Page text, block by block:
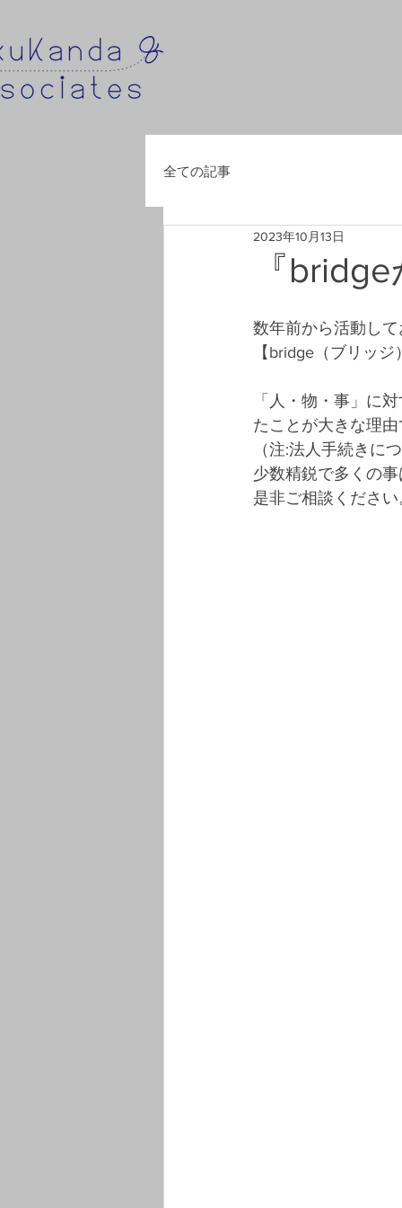
全ての記事
『
2023年10月13日
数年前から活動し
【bridge（ブリッ
「人・物・事」に
たことが大きな理
（注:法人手続きに
少数精鋭で多くの
是非ご相談ください